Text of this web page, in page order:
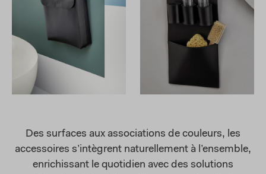
Des surfaces aux associations de couleurs, les
accessoires s’intègrent naturellement à l’ensemble,
enrichissant le quotidien avec des solutions